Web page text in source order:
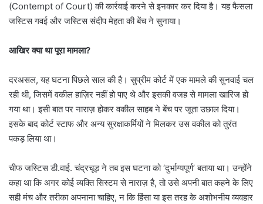
(Contempt of Court) की कार्रवाई करने से इनकार कर दिया है। यह फैसला
जस्टिस गवई और जस्टिस संदीप मेहता की बेंच ने सुनाया।
आखिर क्या था पूरा मामला?
दरअसल, यह घटना पिछले साल की है। सुप्रीम कोर्ट में एक मामले की सुनवाई चल
रही थी, जिसमें वकील हाज़िर नहीं हो पाए थे और इसकी वजह से मामला खारिज हो
गया था। इसी बात पर नाराज़ होकर वकील साहब ने बेंच पर जूता उछाल दिया।
इसके बाद कोर्ट स्टाफ और अन्य सुरक्षाकर्मियों ने मिलकर उस वकील को तुरंत
पकड़ लिया था।
चीफ जस्टिस डी.वाई. चंद्रचूड़ ने तब इस घटना को ‘दुर्भाग्यपूर्ण’ बताया था। उन्होंने
कहा था कि अगर कोई व्यक्ति सिस्टम से नाराज़ है, तो उसे अपनी बात कहने के लिए
सही मंच और तरीका अपनाना चाहिए, न कि हिंसा या इस तरह के अशोभनीय व्यवहार